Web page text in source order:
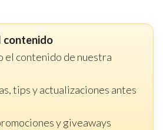
contenido
el contenido de nuestra
tips y actualizaciones antes
y giveaways